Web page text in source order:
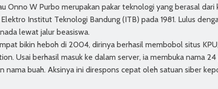
Onno W Purbo merupakan pakar teknologi yang berasal
Institut Teknologi Bandung (ITB) pada 1981. Lulus
lewat jalur beasiswa.
bikin heboh di 2004, dirinya berhasil membobol situs
Usai berhasil masuk ke dalam server, ia membuka nama
nama buah. Aksinya ini direspons cepat oleh satuan siber